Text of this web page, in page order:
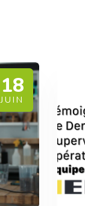
18
JUIN